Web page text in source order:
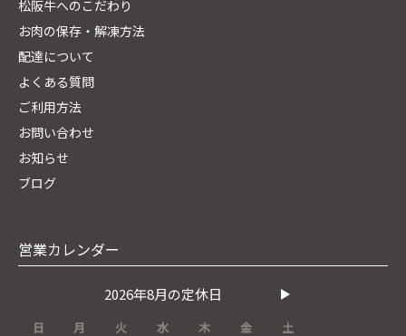
松阪牛へのこだわり
お肉の保存・解凍方法
配達について
よくある質問
ご利用方法
お問い合わせ
お知らせ
ブログ
営業カレンダー
2026年8月の定休日
日 月 火 水 木 金
土